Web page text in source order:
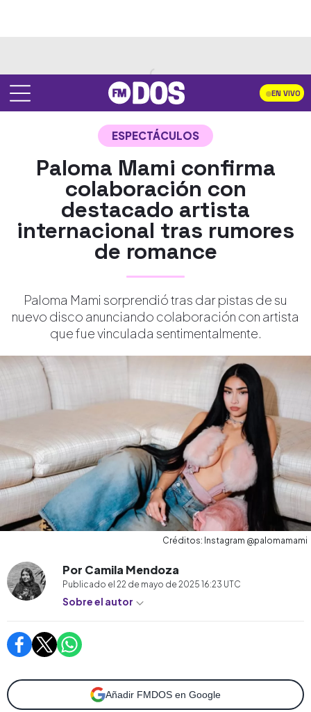
EN VIVO
ESPECTÁCULOS
Paloma Mami confirma
colaboración con
destacado artista
internacional tras rumores
de romance
Paloma Mami sorprendió tras dar pistas de su
nuevo disco anunciando colaboración con artista
que fue vinculada sentimentalmente.
Créditos: Instagram @palomamami
Por Camila Mendoza
Publicado el 22 de mayo de 2025 16:23 UTC
Sobre el autor
Añadir FMDOS en Google